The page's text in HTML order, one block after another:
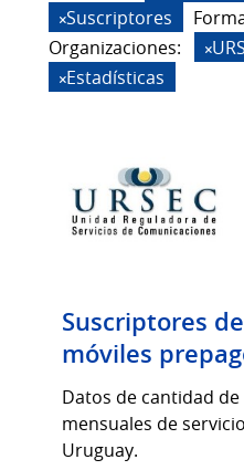
Suscriptores
Organizaciones:
Estadísticas
Suscriptores
móviles
Datos de cantidad
mensuales de
Uruguay.